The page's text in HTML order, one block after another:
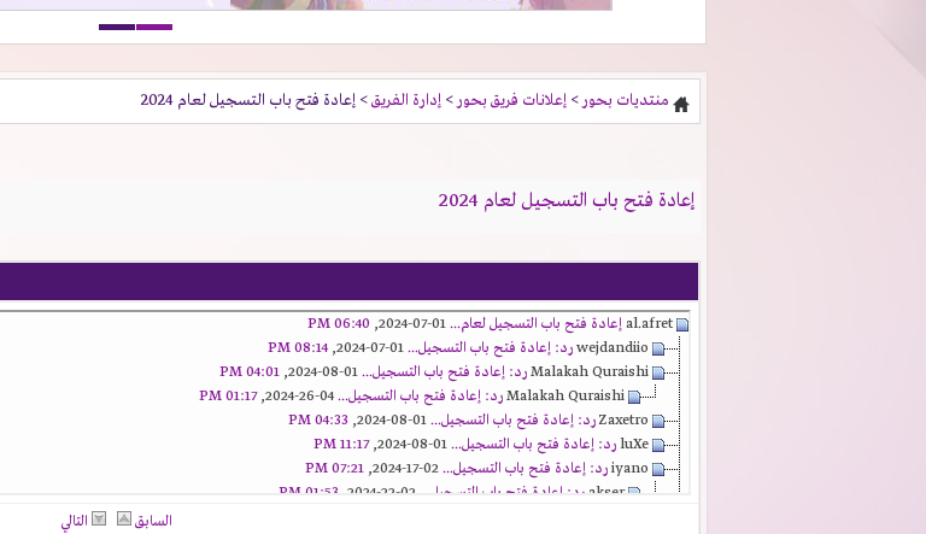
منتديات بحور > إعلانات فريق بحور > إدارة الفريق> إعادة فتح باب التسجيل لعام 2024
إعادة فتح باب التسجيل لعام 2024
al.afretإعادة فتح باب التسجيل لعام...
06:40 PM
wejdandiioرد: إعادة فتح باب التسجيل...
08:14 PM
Malakah Quraishiرد: إعادة فتح باب التسجيل...
04:01 PM
Malakah Quraishiرد: إعادة فتح باب التسجيل...
01:17 PM
Zaxetroرد: إعادة فتح باب التسجيل...
04:33 PM
luXeرد: إعادة فتح باب التسجيل...
11:17 PM
iyanoرد: إعادة فتح باب التسجيل...
07:21 PM
akser رد: إعادة فتح باب التسجيل...
01:53 PM
السابق التالي